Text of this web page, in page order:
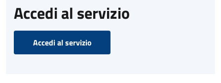
Accedi al servizio
Accedi al servizio